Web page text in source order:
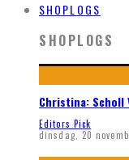
SHOPLOGS
SHOPLOGS
Christina:
Editors Pick
dinsdag, 20